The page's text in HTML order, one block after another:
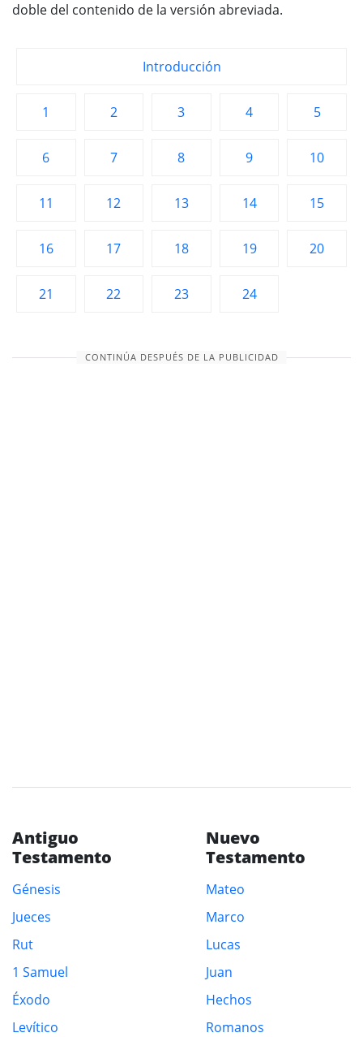
doble del contenido de la versión abreviada.
Introducción
1 2 3 4 5
6 7 8 9 10
11 12 13 14 15
16 17 18 19 20
21 22 23 24
CONTINÚA DESPUÉS DE LA PUBLICIDAD
Antiguo
Testamento
Génesis
Jueces
Rut
1 Samuel
Éxodo
Levítico
Nuevo
Testamento
Mateo
Marco
Lucas
Juan
Hechos
Romanos